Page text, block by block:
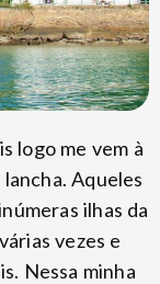
logo me vem à
Aqueles
ilhas da
vezes e
Nessa minha